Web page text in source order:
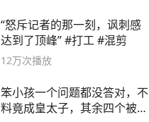
“怒斥记者的那一刻，讽刺感
达到了顶峰” #打工 #混剪
12万次播放
笨小孩一个问题都没答对，不
料竟成皇太子，其余四个被处